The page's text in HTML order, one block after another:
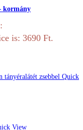
kormány
is: 3690 Ft.
Quick
View